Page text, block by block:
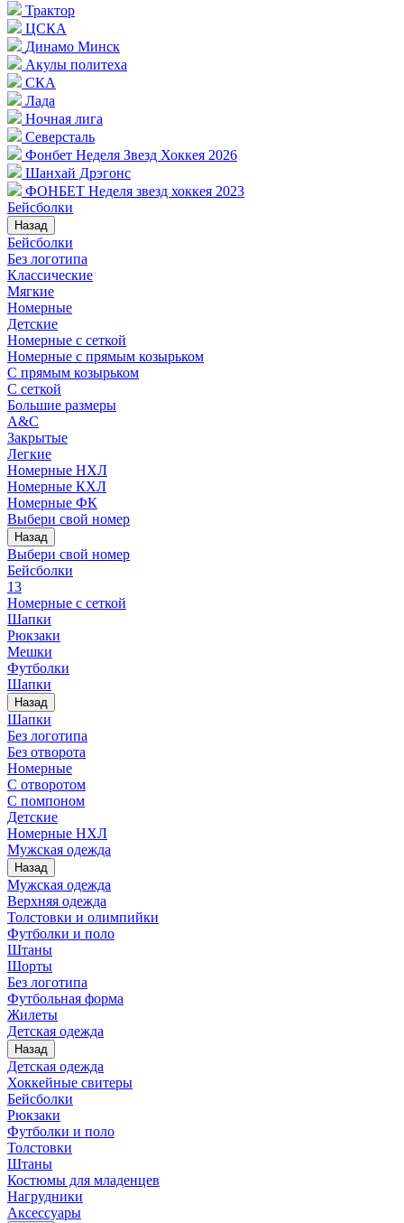
Трактор
ЦСКА
Динамо Минск
Акулы политеха
СКА
Лада
Ночная лига
Северсталь
Фонбет Неделя Звезд Хоккея 2026
Шанхай Дрэгонс
ФОНБЕТ Неделя звезд хоккея 2023
Бейсболки
Назад
Бейсболки
Без логотипа
Классические
Мягкие
Номерные
Детские
Номерные с сеткой
Номерные с прямым козырьком
С прямым козырьком
С сеткой
Большие размеры
A&C
Закрытые
Легкие
Номерные НХЛ
Номерные КХЛ
Номерные ФК
Выбери свой номер
Назад
Выбери свой номер
Бейсболки
13
Номерные с сеткой
Шапки
Рюкзаки
Мешки
Футболки
Шапки
Назад
Шапки
Без логотипа
Без отворота
Номерные
С отворотом
С помпоном
Детские
Номерные НХЛ
Мужская одежда
Назад
Мужская одежда
Верхняя одежда
Толстовки и олимпийки
Футболки и поло
Штаны
Шорты
Без логотипа
Футбольная форма
Жилеты
Детская одежда
Назад
Детская одежда
Хоккейные свитеры
Бейсболки
Рюкзаки
Футболки и поло
Толстовки
Штаны
Костюмы для младенцев
Нагрудники
Аксессуары